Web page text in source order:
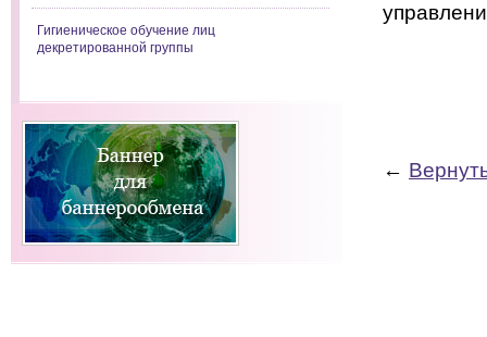
Гигиеническое обучение лиц
декретированной группы
←